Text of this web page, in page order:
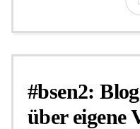
#bsen2:
über eigene